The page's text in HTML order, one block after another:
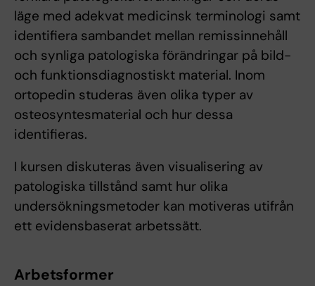
läge med adekvat medicinsk terminologi samt
identifiera sambandet mellan remissinnehåll
och synliga patologiska förändringar på bild-
och funktionsdiagnostiskt material. Inom
ortopedin studeras även olika typer av
osteosyntesmaterial och hur dessa
identifieras.
I kursen diskuteras även visualisering av
patologiska tillstånd samt hur olika
undersökningsmetoder kan motiveras utifrån
ett evidensbaserat arbetssätt.
Arbetsformer